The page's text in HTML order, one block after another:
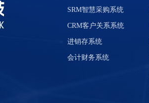
SRM智慧采购系统
CRM客户关系系统
进销存系统
会计财务系统